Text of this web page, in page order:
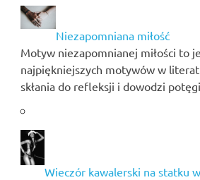
Niezapomniana miłość
Motyw niezapomnianej miłości to
najpiękniejszych motywów w
skłania do refleksji i dowodzi
Wieczór kawalerski na statku